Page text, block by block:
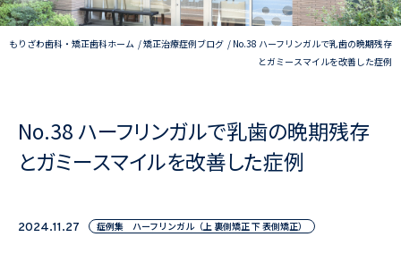
もりざわ歯科・矯正歯科ホーム 矯正治療症例ブログ
No.38 ハーフリンガルで乳歯の晩期残存
とガミースマイルを改善した症例
No.38 ハーフリンガルで乳歯の晩期残存
とガミースマイルを改善した症例
2024.11.27 症例集 ハーフリンガル（上 裏側矯正 下 表側矯正）